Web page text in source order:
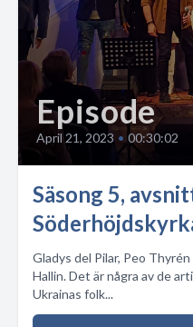
Episode
April 21, 2023 • 00:30:02
Säsong 5,
Gladys del Pilar, Peo
Hallin. Det är några av de
Ukrainas folk...